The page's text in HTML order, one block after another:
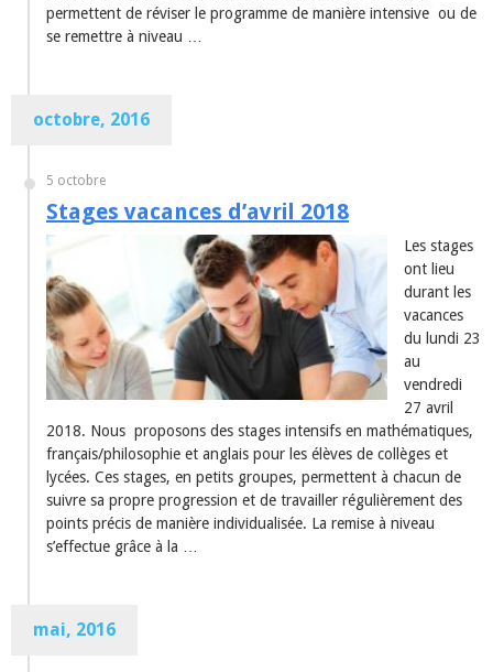
permettent de réviser le programme de manière intensive ou de
se remettre à niveau …
octobre, 2016
5 octobre
Stages vacances d’avril 2018
Les stages
ont lieu
durant les
vacances
du lundi 23
au
vendredi
27 avril
2018. Nous proposons des stages intensifs en mathématiques,
français/philosophie et anglais pour les élèves de collèges et
lycées. Ces stages, en petits groupes, permettent à chacun de
suivre sa propre progression et de travailler régulièrement des
points précis de manière individualisée. La remise à niveau
s’effectue grâce à la …
mai, 2016